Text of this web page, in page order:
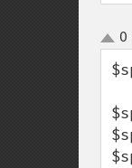
up0